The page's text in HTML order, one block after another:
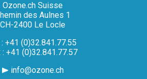
Ozone.ch Suisse
des Aulnes 1
CH-2400 Le Locle
+41 (0)32.841.77.55
: +41 (0)32.841.77.57
info@ozone.ch